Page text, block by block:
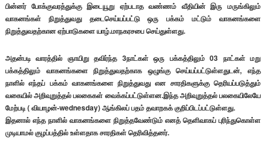
பின்னர் போக்குவரத்துக்கு இடையூறு ஏற்படாத வண்ணம் வீதியின் இரு மருங்கிலும்
வாகனங்கள் நிறுத்துவது தடைசெய்யப்பட்டு ஒரு பக்கம் மட்டும் வாகனங்களை
நிறுத்துவதற்கான ஏற்பாடுகளை யாழ்.மாநகரசபை செய்துள்ளது.
அதன்படி வாரத்தில் ஞாயிறு தவிர்ந்த 3நாட்கள் ஒரு பக்கத்திலும் 03 நாட்கள் மறு
பக்கத்திலும் வாகனங்களை நிறுத்துவதற்காக ஒழுங்கு செய்யப்பட்டுள்ளதுடன், எந்த
நாளில் எந்தப் பக்கம் வாகனங்களை நிறுத்துவது என சாரதிகளுக்கு தெரியப்படுத்தும்
வகையில் அறிவுறுத்தல் பலகைகள் வைக்கப்பட்டுள்ளன.இந்த அறிவுறுத்தல் பலகையிலேயே
மேற்படி ( வியாழன்-wednesday) ஆங்கிலப் பதம் தவாறகக் குறிப்பிடப்பட்டுள்ளது.
இதனால் எந்த நாளில் வாகனங்களை நிறுத்தவேண்டும் எனத் தெளிவாகப் புரிந்துகொள்ள
முடியாமல் குழப்பத்தில் உள்ளதாக சாரதிகள் தெரிவித்தனர்.